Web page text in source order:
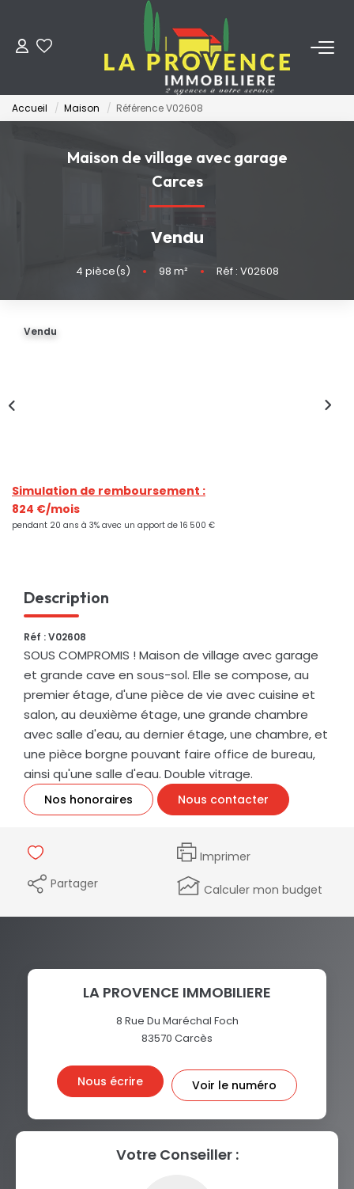
ACHETER
LOUER
ESTIMER
FAIRE GÉRER
NOS AGENCES
Accueil Maison Référence V02608
Maison de village avec garage
Carces
Vendu
4 pièce(s) • 98 m² • Réf : V02608
Vendu
Simulation de remboursement :
824 €/mois
pendant 20 ans à 3% avec un apport de 16 500 €
Description
Réf : V02608
SOUS COMPROMIS ! Maison de village avec garage
et grande cave en sous-sol. Elle se compose, au
premier étage, d'une pièce de vie avec cuisine et
salon, au deuxième étage, une grande chambre
avec salle d'eau, au dernier étage, une chambre, et
une pièce borgne pouvant faire office de bureau,
ainsi qu'une salle d'eau. Double vitrage.
Nos honoraires Nous contacter
Imprimer
Partager
Calculer mon budget
LA PROVENCE IMMOBILIERE
8 Rue Du Maréchal Foch
83570 Carcès
Nous écrire Voir le numéro
Votre Conseiller :